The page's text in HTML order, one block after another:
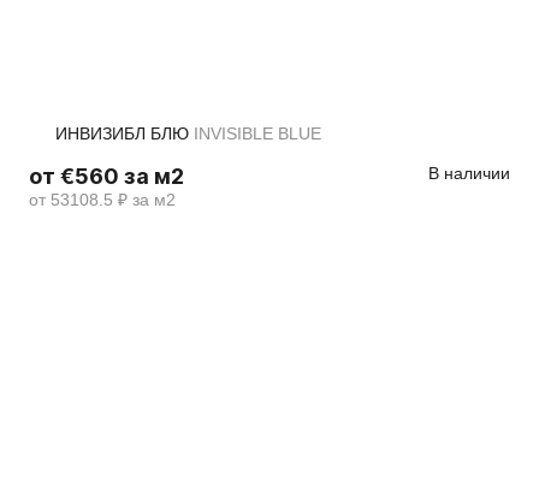
ИНВИЗИБЛ БЛЮ INVISIBLE BLUE
от €560 за м2
от 53108.5 ₽ за м2
В наличии